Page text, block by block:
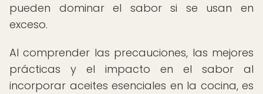
pueden dominar el sabor si se usan en
exceso.
Al comprender las precauciones, las mejores
prácticas y el impacto en el sabor al
incorporar aceites esenciales en la cocina, es